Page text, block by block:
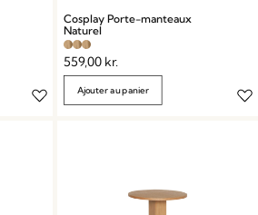
Cosplay Porte-manteaux
Naturel
559,00 kr.
Ajouter au panier